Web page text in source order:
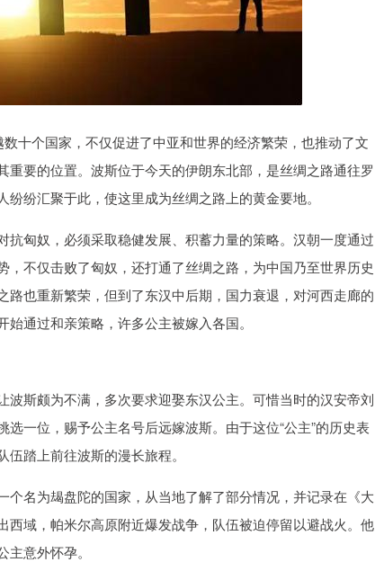
十个国家，不仅促进了中亚和世界的经济繁荣，也推动了文
要的位置。波斯位于今天的伊朗东北部，是丝绸之路通往罗
纷汇聚于此，使这里成为丝绸之路上的黄金要地。
匈奴，必须采取稳健发展、积蓄力量的策略。汉朝一度通过
不仅击败了匈奴，还打通了丝绸之路，为中国乃至世界历史
也重新繁荣，但到了东汉中后期，国力衰退，对河西走廊的
通过和亲策略，许多公主被嫁入各国。
斯颇为不满，多次要求迎娶东汉公主。可惜当时的汉安帝刘
一位，赐予公主名号后远嫁波斯。由于这位“公主”的历史表
踏上前往波斯的漫长旅程。
名为朅盘陀的国家，从当地了解了部分情况，并记录在《大
域，帕米尔高原附近爆发战争，队伍被迫停留以避战火。他
意外怀孕。